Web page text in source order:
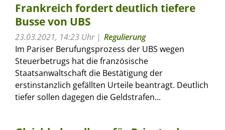
Frankreich fordert deutlich tiefere
Busse von UBS
23.03.2021, 14:23 Uhr
Regulierung
Im Pariser Berufungsprozess der UBS wegen
Steuerbetrugs hat die französische
Staatsanwaltschaft die Bestätigung der
erstinstanzlich gefällten Urteile beantragt. Deutlich
tiefer sollen dagegen die Geldstrafen...